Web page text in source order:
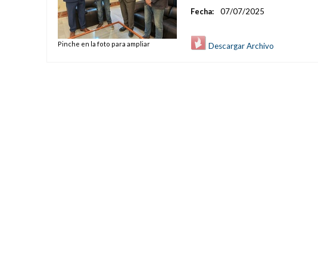
Pinche en la foto para ampliar
Fecha: 07/07/2025
Descargar Archivo